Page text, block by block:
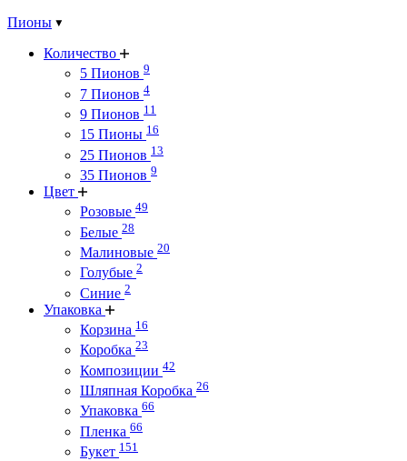
Пионы
Количество
5 Пионов 9
7 Пионов 4
9 Пионов 11
15 Пионы 16
25 Пионов 13
35 Пионов 9
Цвет
Розовые 49
Белые 28
Малиновые 20
Голубые 2
Синие 2
Упаковка
Корзина 16
Коробка 23
Композиции 42
Шляпная Коробка 26
Упаковка 66
Пленка 66
Букет 151